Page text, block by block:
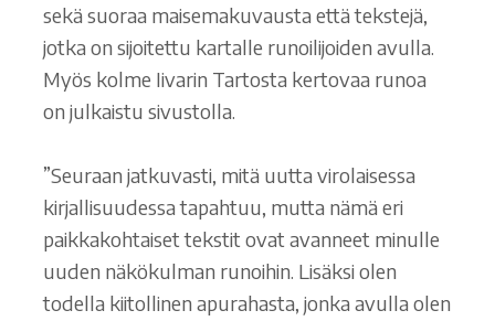
sekä suoraa maisemakuvausta että tekstejä,
jotka on sijoitettu kartalle runoilijoiden avulla.
Myös kolme Iivarin Tartosta kertovaa runoa
on julkaistu sivustolla.
”Seuraan jatkuvasti, mitä uutta virolaisessa
kirjallisuudessa tapahtuu, mutta nämä eri
paikkakohtaiset tekstit ovat avanneet minulle
uuden näkökulman runoihin. Lisäksi olen
todella kiitollinen apurahasta, jonka avulla olen